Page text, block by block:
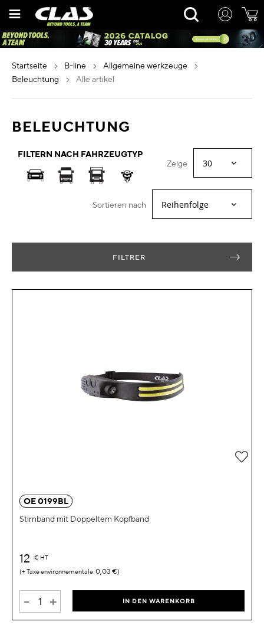
Inhalt
Rechercher
startseite b-line
allgemeine werkzeuge
beleuchtung
alle artikel
BELEUCHTUNG
FILTERN NACH FAHRZEUGTYP
Zeige
Sortieren nach
FILTRER
OE 0199BL
Stirnband mit Doppeltem Kopfband
12 € HT
0,03 €
- + IN DEN WARENKORB
Zur